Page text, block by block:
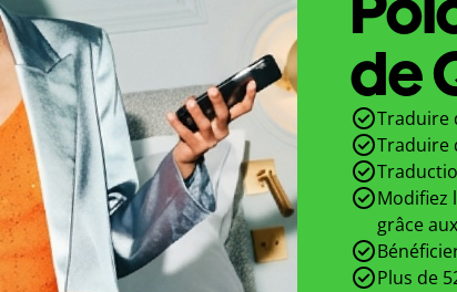
de
Traduire
Traduire
Modifiez
grâce
Plus de